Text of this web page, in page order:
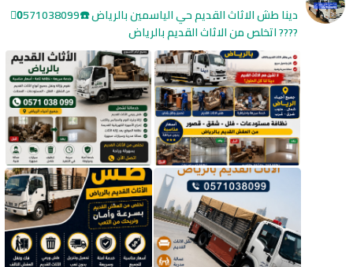
دينا طش الاثاث القديم حي الياسمين بالرياض ☎️0َ571038099
???? اتخلص من الاثاث القديم بالرياض